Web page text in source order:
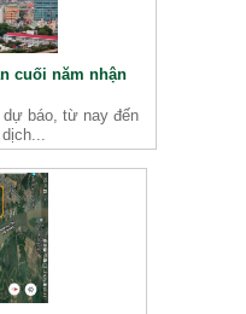
cuối năm nhận
dự báo, từ nay đến